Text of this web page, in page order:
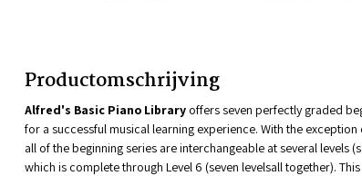
Productomschrijving
Alfred's Basic Piano Library offers seven perfectly graded
for a successful musical learning experience. With the
all of the beginning series are interchangeable at several
which is complete through Level 6 (seven levelsall together).